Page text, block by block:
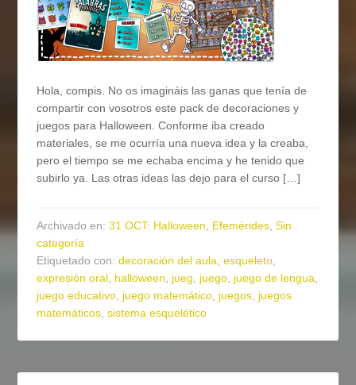
Hola, compis. No os imagináis las ganas que tenía de
compartir con vosotros este pack de decoraciones y
juegos para Halloween. Conforme iba creado
materiales, se me ocurría una nueva idea y la creaba,
pero el tiempo se me echaba encima y he tenido que
subirlo ya. Las otras ideas las dejo para el curso […]
Archivado en:31 OCT: Halloween, Efemérides,Sin
categoría
Etiquetado con:decoración del aula,esqueleto,
expresión oral, halloween, jueg, juego, juego de lengua,
juego educativo, juego matemático, juegos, juegos
matemáticos,sistema esquelético